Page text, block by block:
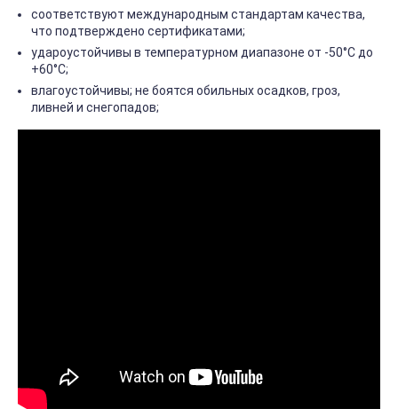
соответствуют международным стандартам качества,
что подтверждено сертификатами;
удароустойчивы в температурном диапазоне от -50°С до
+60°С;
влагоустойчивы; не боятся обильных осадков, гроз,
ливней и снегопадов;